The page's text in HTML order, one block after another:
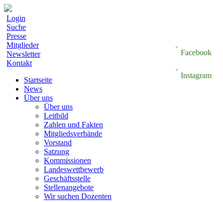
Login
Facebook
Instagram
Suche
Presse
Mitglieder
Newsletter
Kontakt
Startseite
News
Über uns
Über uns
Leitbild
Zahlen und Fakten
Mitgliedsverbände
Vorstand
Satzung
Kommissionen
Landeswettbewerb
Geschäftsstelle
Stellenangebote
Wir suchen Dozenten